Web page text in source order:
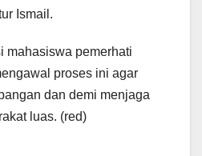
Ismail.
mahasiswa pemerhati
proses ini agar
dan demi menjaga
luas. (red)